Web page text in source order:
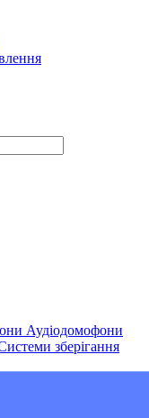
Аудіодомофони
зберігання